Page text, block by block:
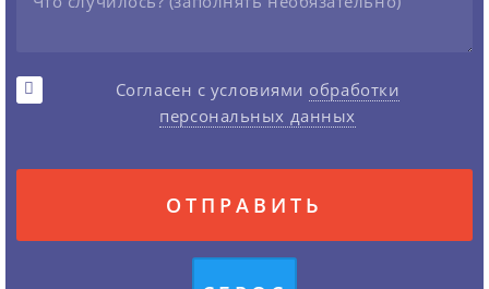
Согласен с условиями обработки
персональных данных